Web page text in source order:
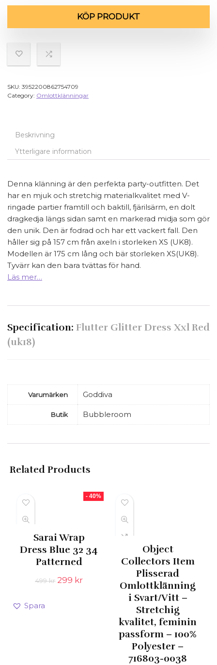
KÖP PRODUKT
SKU: 3952200862754709
Category: Omlottklänningar
Beskrivning
Ytterligare information
Denna klänning är den perfekta party-outfitten. Det
har en mjuk och stretchig materialkvalitet med V-
ringade partier framtill och baktill, fjärilsärm, en dolt
dragkedja längs sidan samt en markerad midja som gör
den unik. Den är fodrad och har ett vackert fall. Den
håller sig på 157 cm från axeln i storleken XS (UK8).
Modellen är 175 cm lång och bär storleken XS(UK8).
Tyvärr kan den bara tvättas för hand.
Läs mer…
Specification: Flutter Glitter Dress Xxl Red
(uk18)
Varumärken Goddiva
Butik Bubbleroom
Related Products
- 40%
Sarai Wrap
Dress Blue 32 34
Patterned
499kr Det
299 krDet
nuvarande
Spara
Object
Collectors Item
Plisserad
Omlottklänning
i Svart/Vitt –
Stretchig
kvalitet, feminin
passform – 100%
Polyester –
716803-0038